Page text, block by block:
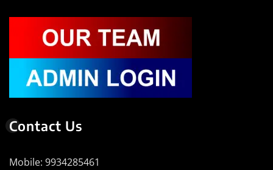
Contact Us
Mobile: 9934285461